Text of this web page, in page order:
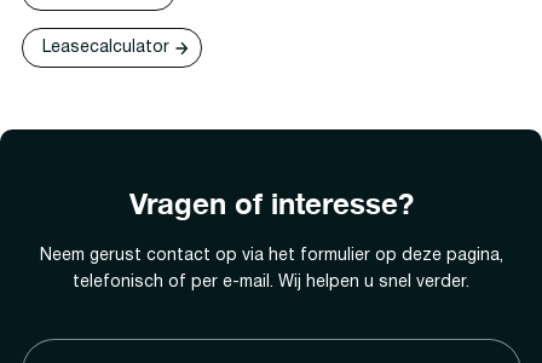
Leasecalculator
Vragen of interesse?
Neem gerust contact op via het formulier op deze pagina,
telefonisch of per e-mail. Wij helpen u snel verder.